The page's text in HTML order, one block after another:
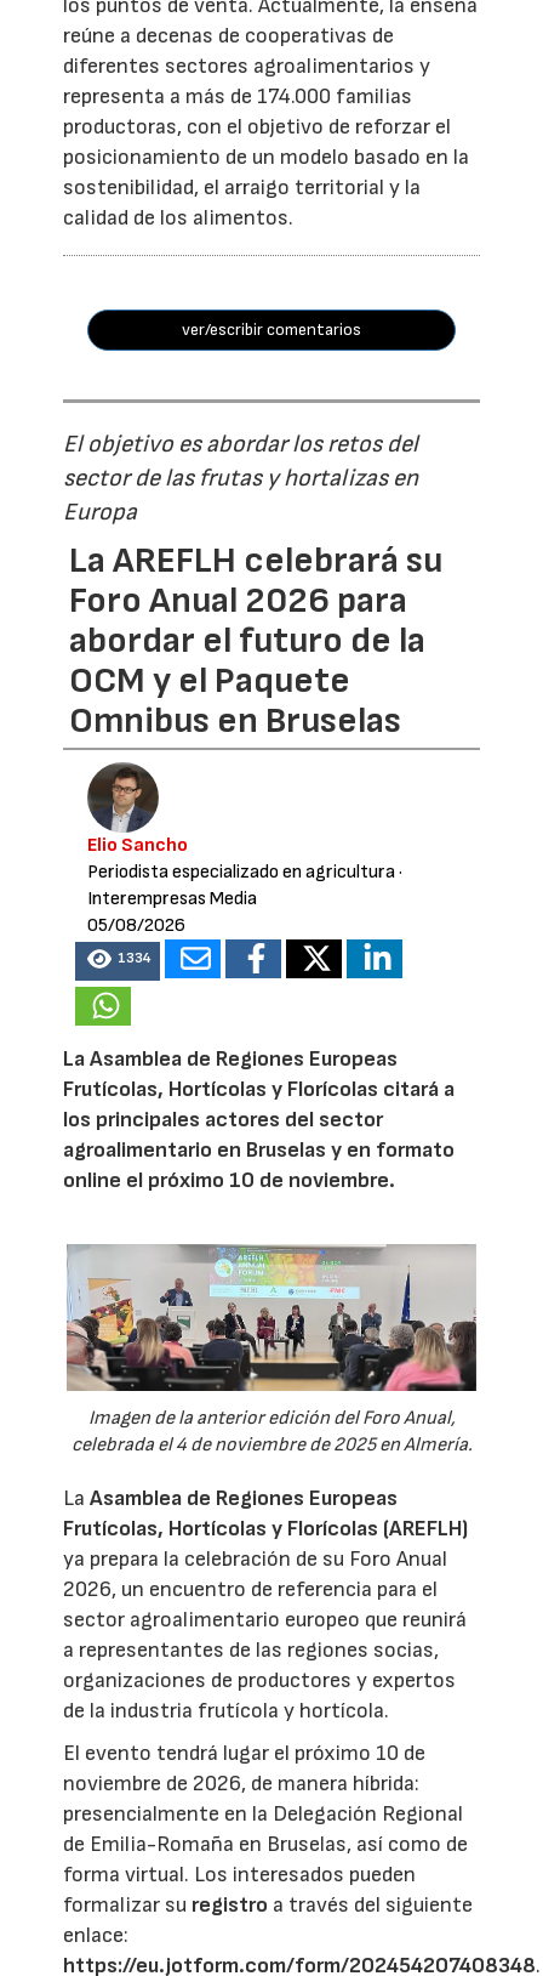
los puntos de venta. Actualmente, la enseña
reúne a decenas de cooperativas de
diferentes sectores agroalimentarios y
representa a más de 174.000 familias
productoras, con el objetivo de reforzar el
posicionamiento de un modelo basado en la
sostenibilidad, el arraigo territorial y la
calidad de los alimentos.
ver/escribir comentarios
El objetivo es abordar los retos del
sector de las frutas y hortalizas en
Europa
La AREFLH celebrará su
Foro Anual 2026 para
abordar el futuro de la
OCM y el Paquete
Omnibus en Bruselas
Elio Sancho
Periodista especializado en agricultura·
Interempresas Media
05/08/2026
1334
La Asamblea de Regiones Europeas
Frutícolas, Hortícolas y Florícolas citará a
los principales actores del sector
agroalimentario en Bruselas y en formato
online el próximo 10 de noviembre.
Imagen de la anterior edición del Foro Anual,
celebrada el 4 de noviembre de 2025 en Almería.
LaAsamblea de Regiones Europeas
Frutícolas, Hortícolas y Florícolas (AREFLH)
ya prepara la celebración de su Foro Anual
2026, un encuentro de referencia para el
sector agroalimentario europeo que reunirá
a representantes de las regiones socias,
organizaciones de productores y expertos
de la industria frutícola y hortícola.
El evento tendrá lugar el próximo 10 de
noviembre de 2026, de manera híbrida:
presencialmente en la Delegación Regional
de Emilia-Romaña en Bruselas, así como de
forma virtual. Los interesados pueden
formalizar su registro a través del siguiente
enlace:
https://eu.jotform.com/form/202454207408348.